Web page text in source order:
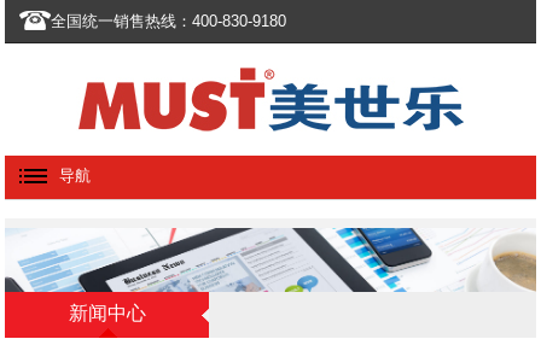
全国统一销售热线：400-830-9180
导航
新闻中心